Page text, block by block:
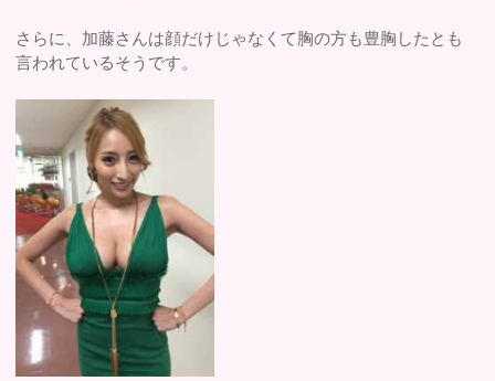
さらに、加藤さんは顔だけじゃなくて胸の方も豊胸したとも
言われているそうです。